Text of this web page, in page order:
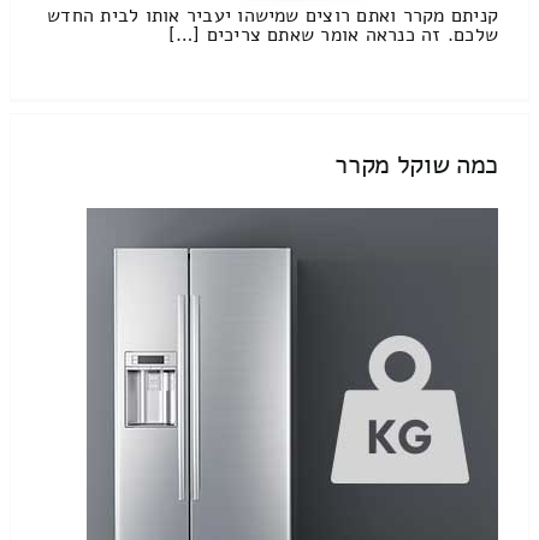
קניתם מקרר ואתם רוצים שמישהו יעביר אותו לבית החדש
שלכם. זה כנראה אומר שאתם צריכים […]
כמה שוקל מקרר